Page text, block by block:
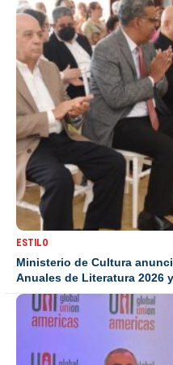
ESTILO
Ministerio de Cultura
Anuales de Literatura 2026